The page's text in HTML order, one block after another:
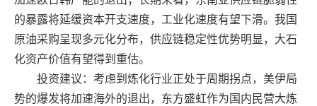
的暴露将延缓资本开支速度，工业化速度有望下滑。我国
原油采购呈现多元化分布，供应链稳定性优势明显，大石
化资产价值有望得到重估。
投资建议：考虑到炼化行业正处于周期拐点，美伊局
势的爆发将加速海外的退出，东方盛虹作为国内民营大炼